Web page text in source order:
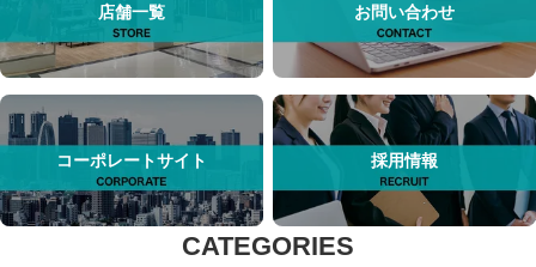
店舗一覧 お問い合わせ
コーポレートサイト 採用情報